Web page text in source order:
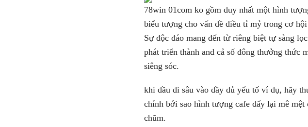
78win 01com ko gồm duy nhất một hình
biểu tượng cho vấn đề điều tỉ mỷ trong cơ
Sự độc đáo mang đến từ riêng biệt tự sàng
phát triển thành and cả số đông thưởng thức
siêng sóc.
khi đầu đi sâu vào đầy đủ yếu tố ví dụ, hãy
chính bới sao hình tượng cafe đấy lại mê mệt
chũm.